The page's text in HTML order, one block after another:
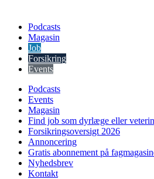
Podcasts
Magasin
Job
Forsikring
Events
Podcasts
Events
Magasin
Find job som dyrlæge eller
Forsikringsoversigt 2026
Annoncering
Gratis abonnement på
Nyhedsbrev
Kontakt